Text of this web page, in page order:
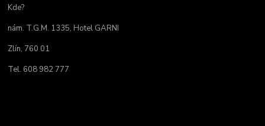
Kde?
nám. T.G.M. 1335, Hotel GARNI
Zlín, 760 01
Tel. 608 982 777